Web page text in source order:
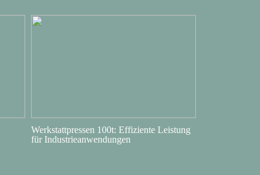
Werkstattpressen 100t: Effiziente Leistung
für Industrieanwendungen